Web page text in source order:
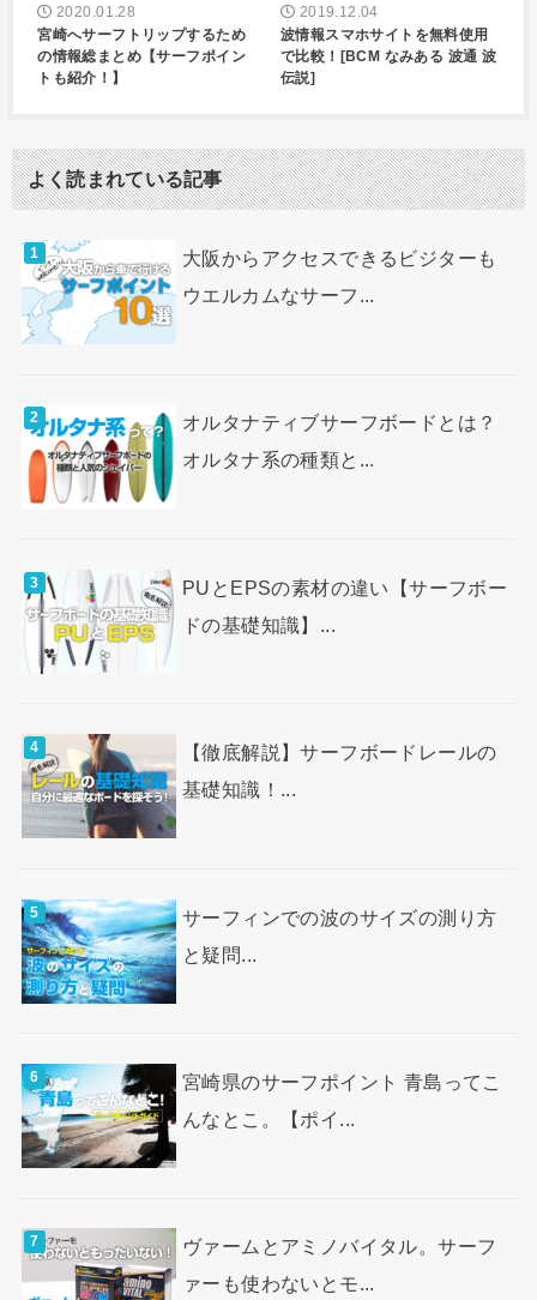
2020.01.28
宮崎へサーフトリップするため
の情報総まとめ【サーフポイン
トも紹介！】
2019.12.04
波情報スマホサイトを無料使用
で比較！[BCM なみある 波通 波
伝説]
よく読まれている記事
大阪からアクセスできるビジターも
ウエルカムなサーフ...
オルタナティブサーフボードとは？
オルタナ系の種類と...
PUとEPSの素材の違い【サーフボー
ドの基礎知識】...
【徹底解説】サーフボードレールの
基礎知識！...
サーフィンでの波のサイズの測り方
と疑問...
宮崎県のサーフポイント 青島ってこ
んなとこ。【ポイ...
ヴァームとアミノバイタル。サーフ
ァーも使わないとモ...